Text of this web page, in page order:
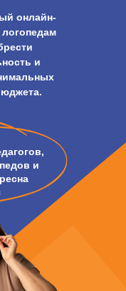
и
онлайн-
и